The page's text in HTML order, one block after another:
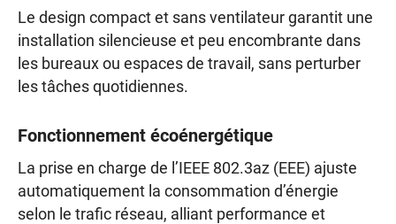
Le design compact et sans ventilateur garantit une
installation silencieuse et peu encombrante dans
les bureaux ou espaces de travail, sans perturber
les tâches quotidiennes.
Fonctionnement écoénergétique
La prise en charge de l’IEEE 802.3az (EEE) ajuste
automatiquement la consommation d’énergie
selon le trafic réseau, alliant performance et